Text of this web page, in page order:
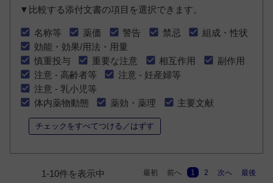
▼比較する添付文書の項目を選択できます。
名称等 薬価 警告 禁忌
組成・性状
効能・効果/用法・用量
慎重投与
重要な注意 相互作用
副作用
注意 - 高齢者等
注意 - 妊産婦等
注意 - 乳小児等
体内薬物動態
薬効・薬理 主要文献
チェックをすべてつける／はずす
1-10件を表示中 最初 前へ 1 2 次へ 最後